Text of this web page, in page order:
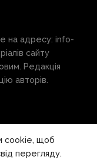
на адресу: info-
сайту
Редакція
авторів.
cookie, щоб
перегляду.